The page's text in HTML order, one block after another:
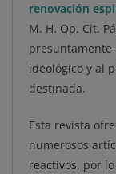
renovación
M. H. Op. Cit.
presuntamente
ideológico y al
destinada.
Esta revista
numerosos
reactivos, por